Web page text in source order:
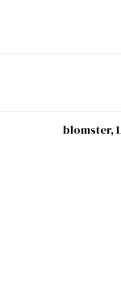
blomster,